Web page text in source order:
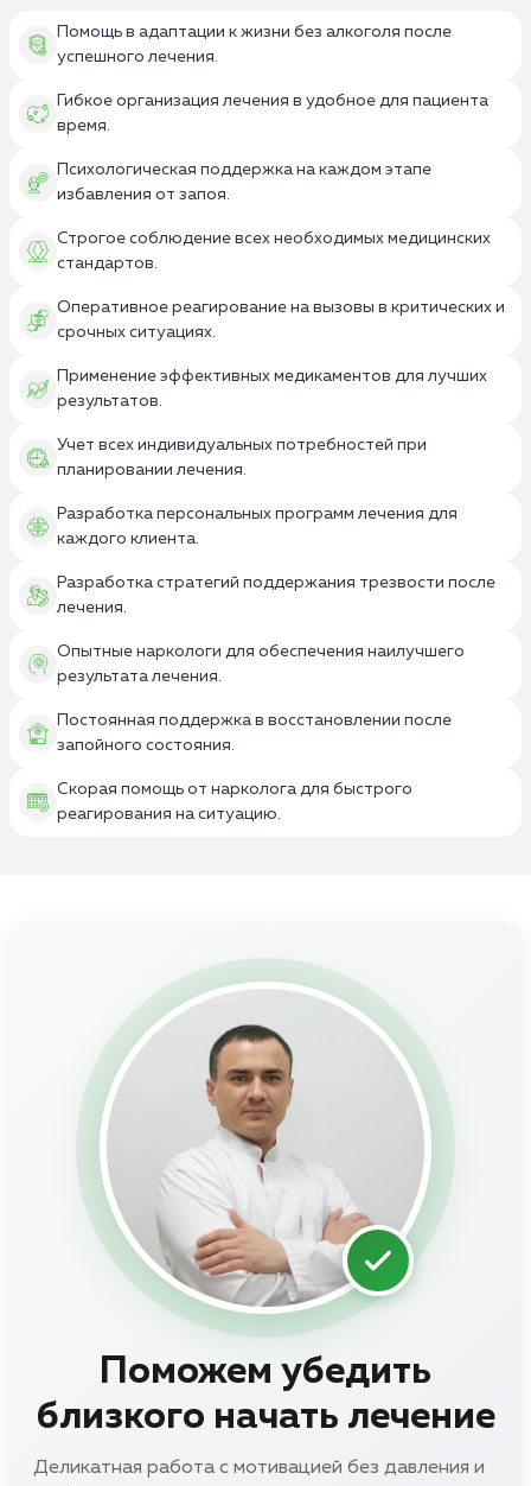
Помощь в адаптации к жизни без алкоголя после
успешного лечения.
Гибкое организация лечения в удобное для пациента
время.
Психологическая поддержка на каждом этапе
избавления от запоя.
Строгое соблюдение всех необходимых медицинских
стандартов.
Оперативное реагирование на вызовы в критических и
срочных ситуациях.
Применение эффективных медикаментов для лучших
результатов.
Учет всех индивидуальных потребностей при
планировании лечения.
Разработка персональных программ лечения для
каждого клиента.
Разработка стратегий поддержания трезвости после
лечения.
Опытные наркологи для обеспечения наилучшего
результата лечения.
Постоянная поддержка в восстановлении после
запойного состояния.
Скорая помощь от нарколога для быстрого
реагирования на ситуацию.
Поможем убедить
близкого начать лечение
Деликатная работа с мотивацией без давления и